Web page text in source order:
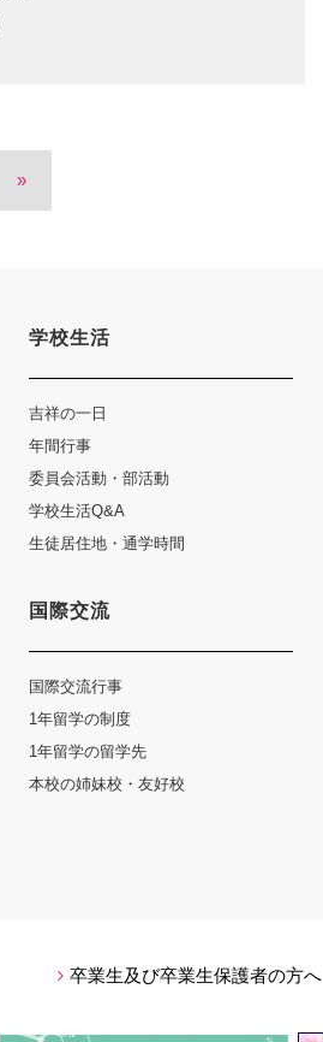
»
学校生活
吉祥の一日
年間行事
委員会活動・部活動
学校生活Q&A
生徒居住地・通学時間
国際交流
国際交流行事
1年留学の制度
1年留学の留学先
本校の姉妹校・友好校
卒業生及び卒業生保護者の方へ